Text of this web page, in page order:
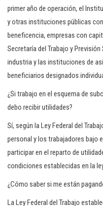
primer año de operación, el
y otras instituciones públicas
beneficencia, empresas con
Secretaría del Trabajo y
industria y las instituciones de
beneficiarios designados
¿Si trabajo en el esquema de
debo recibir utilidades?
Sí, según la Ley Federal del
personal y los trabajadores bajo
participar en el reparto de
condiciones establecidas en la
¿Cómo saber si me están
La Ley Federal del Trabajo